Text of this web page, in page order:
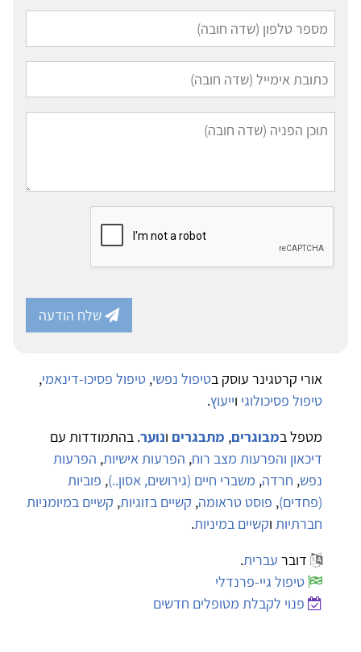
שלח הודעה
אורי קרטגינר עוסק בטיפול נפשי, טיפול פסיכו-דינאמי,
טיפול פסיכולוגי וייעוץ.
מטפל במבוגרים, מתבגרים ונוער. בהתמודדות עם
דיכאון והפרעות מצב רוח, הפרעות אישיות, הפרעות
נפש, חרדה, משברי חיים (גירושים, אסון..), פוביות
(פחדים), פוסט טראומה, קשיים בזוגיות, קשיים במיומניות
חברתיות וקשיים במיניות.
דובר עברית.
טיפול גיי-פרנדלי
פנוי לקבלת מטופלים חדשים